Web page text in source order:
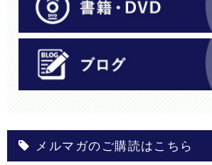
メルマガのご購読はこちら